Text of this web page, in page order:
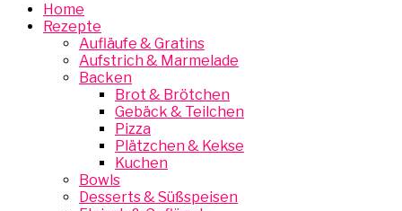
Home
Rezepte
Aufläufe & Gratins
Aufstrich & Marmelade
Backen
Brot & Brötchen
Gebäck & Teilchen
Pizza
Plätzchen & Kekse
Kuchen
Bowls
Desserts & Süßspeisen